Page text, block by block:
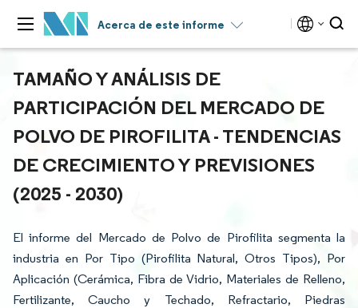
Acerca de este informe
TAMAÑO Y ANÁLISIS DE
PARTICIPACIÓN DEL MERCADO DE
POLVO DE PIROFILITA - TENDENCIAS
DE CRECIMIENTO Y PREVISIONES
(2025 - 2030)
El informe del Mercado de Polvo de Pirofilita segmenta la
industria en Por Tipo (Pirofilita Natural, Otros Tipos), Por
Aplicación (Cerámica, Fibra de Vidrio, Materiales de Relleno,
Fertilizante, Caucho y Techado, Refractario, Piedras